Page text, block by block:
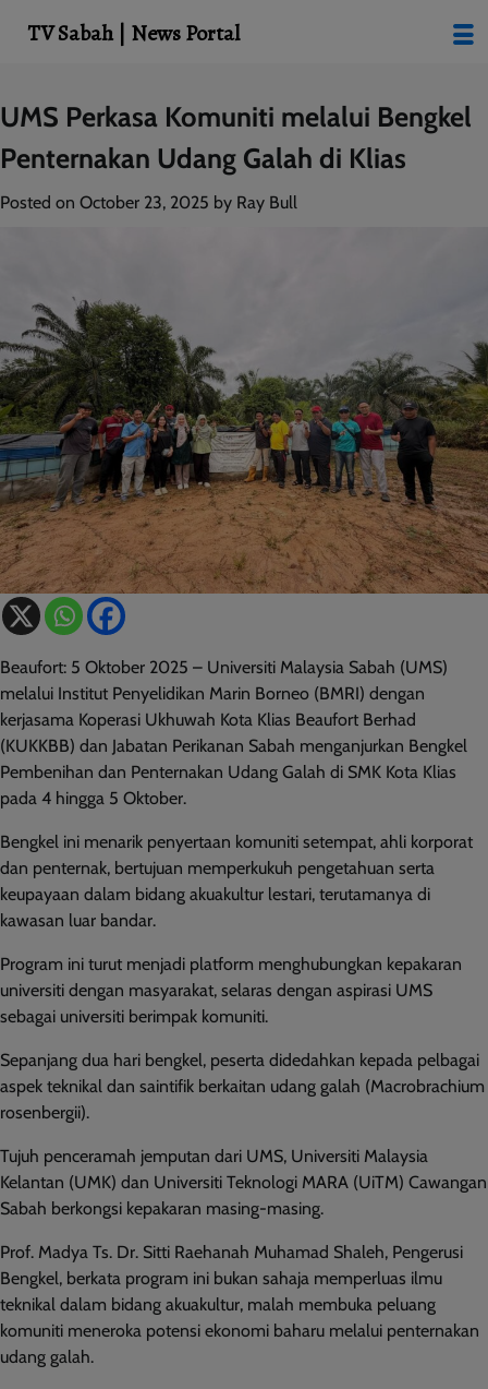
Skip
to
content
UMS Perkasa Komuniti melalui Bengkel
Penternakan Udang Galah di Klias
Posted on October 23, 2025 by Ray Bull
Beaufort: 5 Oktober 2025 – Universiti Malaysia Sabah (UMS)
melalui Institut Penyelidikan Marin Borneo (BMRI) dengan
kerjasama Koperasi Ukhuwah Kota Klias Beaufort Berhad
(KUKKBB) dan Jabatan Perikanan Sabah menganjurkan Bengkel
Pembenihan dan Penternakan Udang Galah di SMK Kota Klias
pada 4 hingga 5 Oktober.
Bengkel ini menarik penyertaan komuniti setempat, ahli korporat
dan penternak, bertujuan memperkukuh pengetahuan serta
keupayaan dalam bidang akuakultur lestari, terutamanya di
kawasan luar bandar.
Program ini turut menjadi platform menghubungkan kepakaran
universiti dengan masyarakat, selaras dengan aspirasi UMS
sebagai universiti berimpak komuniti.
Sepanjang dua hari bengkel, peserta didedahkan kepada pelbagai
aspek teknikal dan saintifik berkaitan udang galah (Macrobrachium
rosenbergii).
Tujuh penceramah jemputan dari UMS, Universiti Malaysia
Kelantan (UMK) dan Universiti Teknologi MARA (UiTM) Cawangan
Sabah berkongsi kepakaran masing-masing.
Prof. Madya Ts. Dr. Sitti Raehanah Muhamad Shaleh, Pengerusi
Bengkel, berkata program ini bukan sahaja memperluas ilmu
teknikal dalam bidang akuakultur, malah membuka peluang
komuniti meneroka potensi ekonomi baharu melalui penternakan
udang galah.
TV Sabah | News Portal